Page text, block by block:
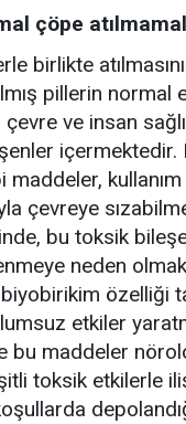
çöpe
birlikte
pillerin
ve insan
içermektedir.
maddeler,
çevreye
bu toksik
neden
biyobirikim özelliği
etkiler
bu maddeler
toksik etkilerle